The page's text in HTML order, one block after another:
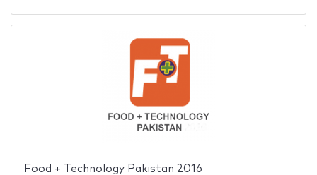
Food + Technology Pakistan 2016